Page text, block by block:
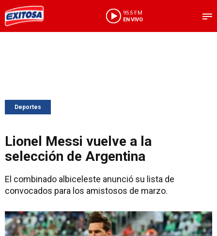
95.5 FM
EN VIVO
Deportes
Lionel Messi vuelve a la
selección de Argentina
El combinado albiceleste anunció su lista de
convocados para los amistosos de marzo.